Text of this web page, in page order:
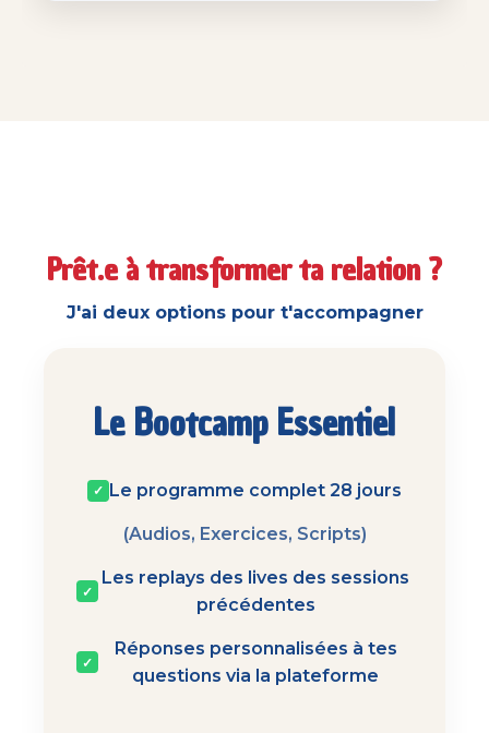
Prêt.e à transformer ta relation ?
J'ai deux options pour t'accompagner
Le Bootcamp Essentiel
✓ Le programme complet 28 jours
(Audios, Exercices, Scripts)
✓
Les replays des lives des sessions
précédentes
✓
Réponses personnalisées à tes
questions via la plateforme